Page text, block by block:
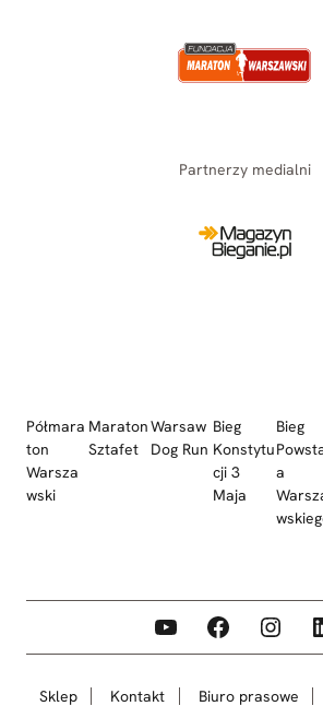
Partnerzy medialni
Półmara
ton
Warsza
wski
Maraton
Sztafet
Warsaw
Dog Run
Bieg
Konstytu
cji 3
Maja
Bieg
a
YouTube Facebook Instagram LinkedIn
Sklep Kontakt Biuro prasowe